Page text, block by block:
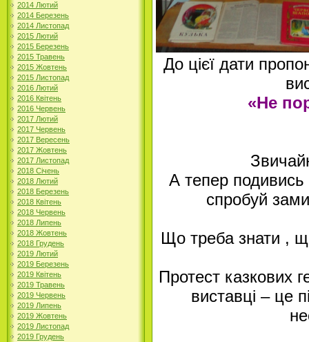
2014 Лютий
2014 Березень
2014 Листопад
2015 Лютий
2015 Березень
2015 Травень
2015 Жовтень
2015 Листопад
2016 Лютий
2016 Квітень
2016 Червень
2017 Лютий
2017 Червень
2017 Вересень
2017 Жовтень
2017 Листопад
2018 Січень
2018 Лютий
2018 Березень
2018 Квітень
2018 Червень
2018 Липень
2018 Жовтень
2018 Грудень
2019 Лютий
2019 Березень
2019 Квітень
2019 Травень
2019 Червень
2019 Липень
2019 Жовтень
2019 Листопад
2019 Грудень
До цієї дати
«Не
А тепер
спробуй
Що треба знати ,
Протест казкових
виставці – це